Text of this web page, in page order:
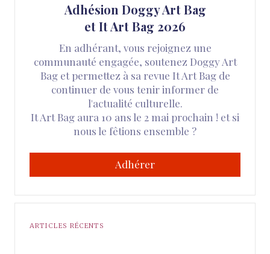
Adhésion Doggy Art Bag
et It Art Bag 2026
En adhérant, vous rejoignez une
communauté engagée, soutenez Doggy Art
Bag et permettez à sa revue It Art Bag de
continuer de vous tenir informer de
l'actualité culturelle.
It Art Bag aura 10 ans le 2 mai prochain ! et si
nous le fêtions ensemble ?
Adhérer
ARTICLES RÉCENTS